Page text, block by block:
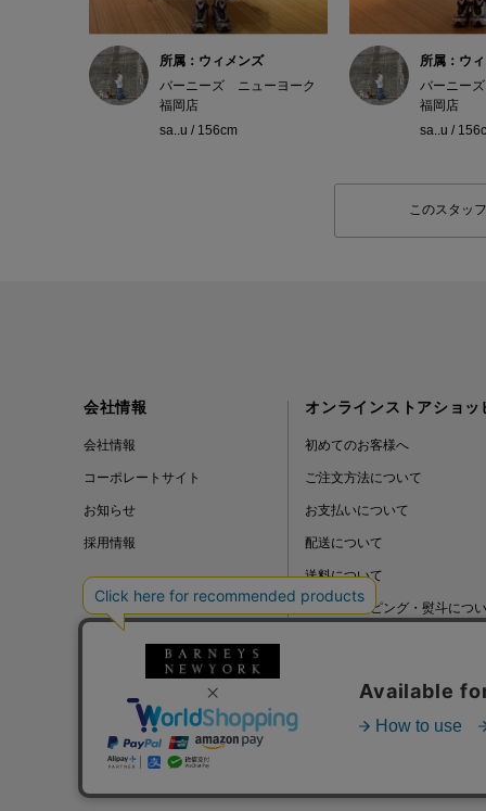
所属：ウィメンズ
バーニーズ ニューヨーク
福岡店
sa..u / 156cm
所属：ウ
バーニー
福岡店
sa..u /
このスタッ
会社情報
会社情報
コーポレートサイト
お知らせ
採用情報
オンラインストアショッ
初めてのお客様へ
ご注文方法について
お支払いについて
配送について
送料について
ギフトラッピング・熨斗につ